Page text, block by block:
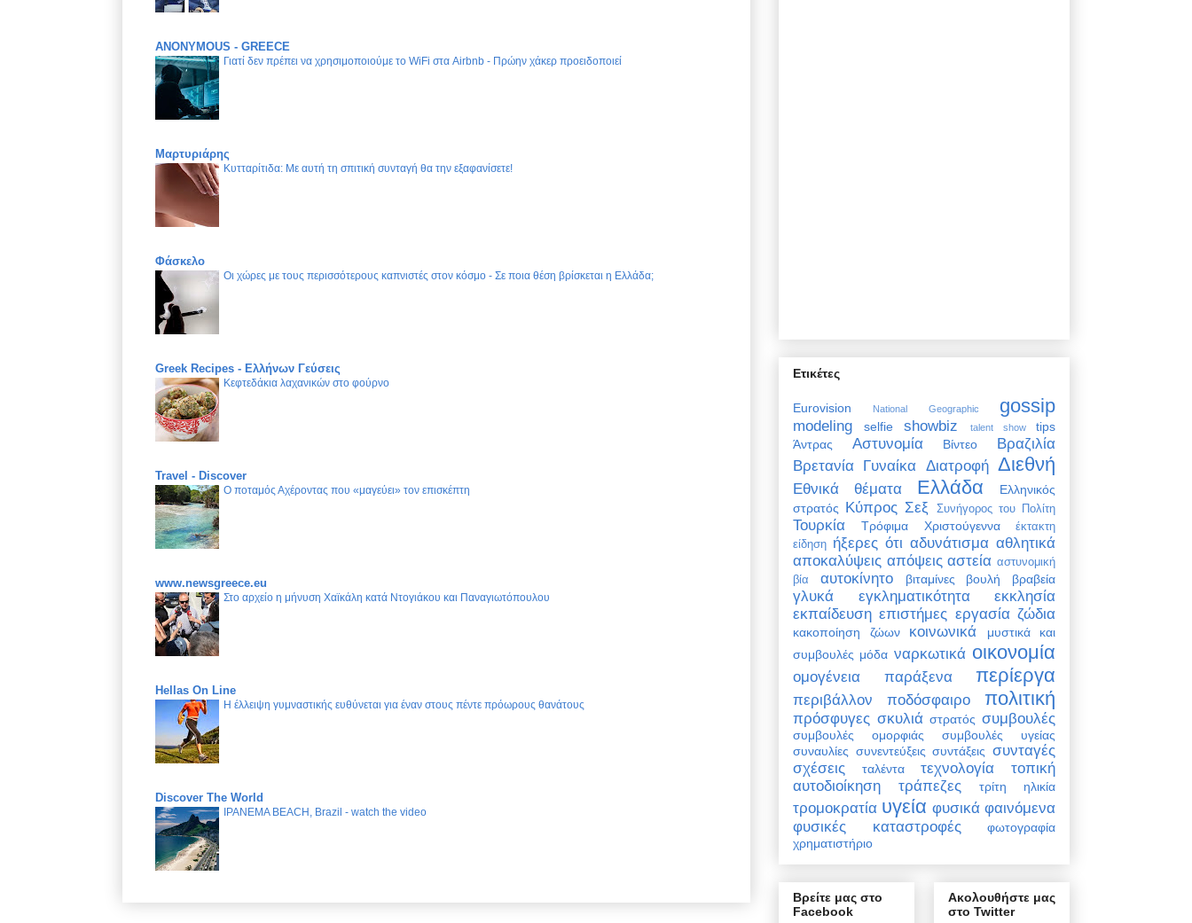
ANONYMOUS - GREECE
Γιατί δεν πρέπει να χρησιμοποιούμε το WiFi στα Airbnb - Πρώην χάκερ προειδοποιεί
Μαρτυριάρης
Κυτταρίτιδα: Με αυτή τη σπιτική συνταγή θα την εξαφανίσετε!
Φάσκελο
Οι χώρες με τους περισσότερους καπνιστές στον κόσμο - Σε ποια θέση βρίσκεται η Ελλάδα;
Greek Recipes - Ελλήνων Γεύσεις
Κεφτεδάκια λαχανικών στο φούρνο
Travel - Discover
Ο ποταμός Αχέροντας που «μαγεύει» τον επισκέπτη
www.newsgreece.eu
Στο αρχείο η μήνυση Χαϊκάλη κατά Ντογιάκου και Παναγιωτόπουλου
Hellas On Line
Η έλλειψη γυμναστικής ευθύνεται για έναν στους πέντε πρόωρους θανάτους
Discover The World
IPANEMA BEACH, Brazil - watch the video
Ετικέτες
Eurovision National Geographic gossip
modeling selfie showbiz talent show
tips
Άντρας
Αστυνομία Βίντεο
Βραζιλία
Βρετανία Γυναίκα Διατροφή Διεθνή
Εθνικά θέματα Ελλάδα
Ελληνικός
στρατός Κύπρος Σεξ Συνήγορος του Πολίτη
Τουρκία Τρόφιμα Χριστούγεννα
έκτακτη
είδηση ήξερες ότι αδυνάτισμα αθλητικά
αποκαλύψεις απόψεις αστεία αστυνομική
βία
αυτοκίνητο βιταμίνες βουλή βραβεία
γλυκά εγκληματικότητα
εκκλησία
εκπαίδευση επιστήμες εργασία ζώδια
κακοποίηση ζώων κοινωνικά
μυστικά και
συμβουλές μόδα ναρκωτικά οικονομία
ομογένεια παράξενα περίεργα
περιβάλλον ποδόσφαιρο πολιτική
πρόσφυγες σκυλιά στρατός συμβουλές
συμβουλές ομορφιάς
συμβουλές υγείας
συναυλίες συνεντεύξεις συντάξεις συνταγές
σχέσεις
ταλέντα τεχνολογία
τοπική
αυτοδιοίκηση
τράπεζες τρίτη ηλικία
τρομοκρατία υγεία φυσικά φαινόμενα
φυσικές καταστροφές
φωτογραφία
χρηματιστήριο
Βρείτε μας στο
Facebook
Ακολουθήστε μας
στο Twitter